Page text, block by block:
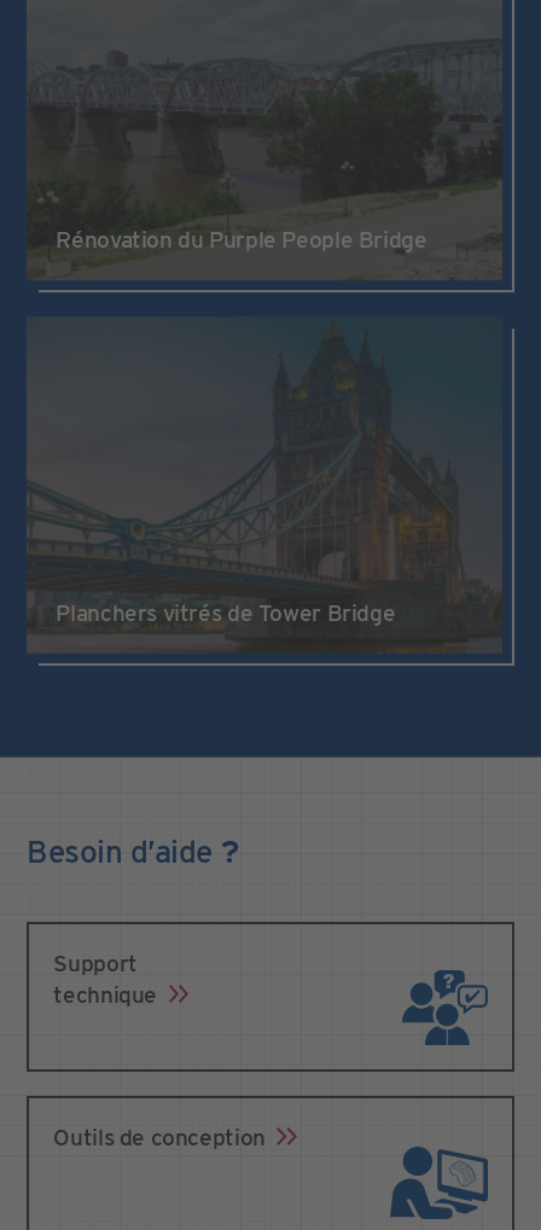
Rénovation du Purple People Bridge
Planchers vitrés de Tower Bridge
Besoin d’aide ?
Support
technique
Outils de conception